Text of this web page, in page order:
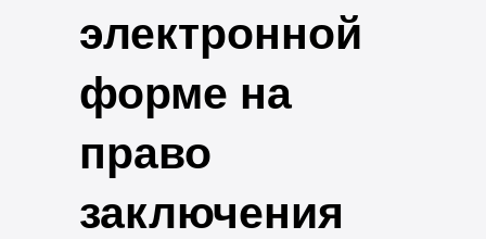
электронной
форме на
право
заключения